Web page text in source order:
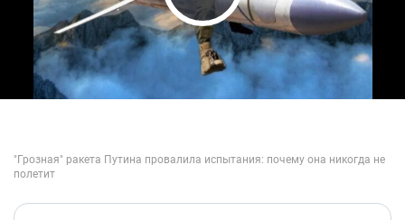
Play Video